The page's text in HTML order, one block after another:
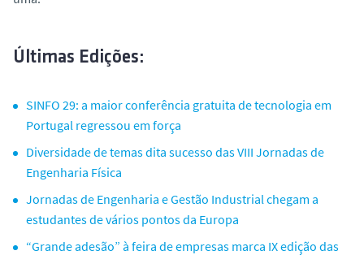
Últimas Edições:
SINFO 29: a maior conferência gratuita de tecnologia em
Portugal regressou em força
Diversidade de temas dita sucesso das VIII Jornadas de
Engenharia Física
Jornadas de Engenharia e Gestão Industrial chegam a
estudantes de vários pontos da Europa
“Grande adesão” à feira de empresas marca IX edição das